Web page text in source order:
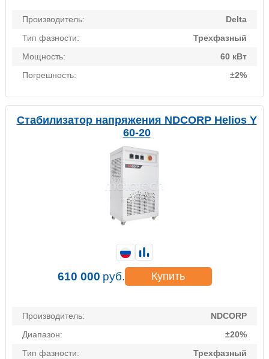
Производитель:
Delta
Тип фазности:
Трехфазный
Мощность:
60 кВт
Погрешность:
±2%
Стабилизатор напряжения NDCORP Helios Y
60-20
Производитель:
NDCORP
Диапазон:
±20%
Тип фазности:
Трехфазный
610 000 руб. Купить